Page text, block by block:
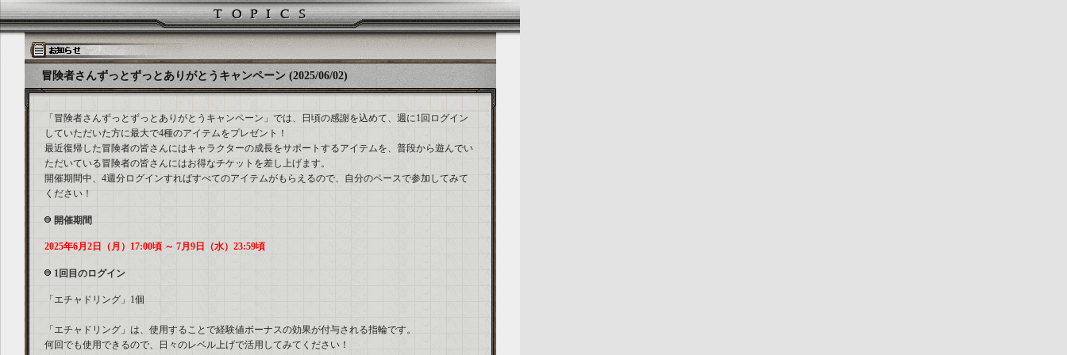
冒険者さんずっとずっとありがとうキャンペーン (2025/06/02)
「冒険者さんずっとずっとありがとうキャンペーン」では、日頃の感謝を込めて、週に1回ログイン
していただいた方に最大で4種のアイテムをプレゼント！
最近復帰した冒険者の皆さんにはキャラクターの成長をサポートするアイテムを、普段から遊んでい
ただいている冒険者の皆さんにはお得なチケットを差し上げます。
開催期間中、4週分ログインすればすべてのアイテムがもらえるので、自分のペースで参加してみて
ください！
開催期間
2025年6月2日（月）17:00頃 ～ 7月9日（水）23:59頃
1回目のログイン
「エチャドリング」1個
「エチャドリング」は、使用することで経験値ボーナスの効果が付与される指輪です。
何回でも使用できるので、日々のレベル上げで活用してみてください！